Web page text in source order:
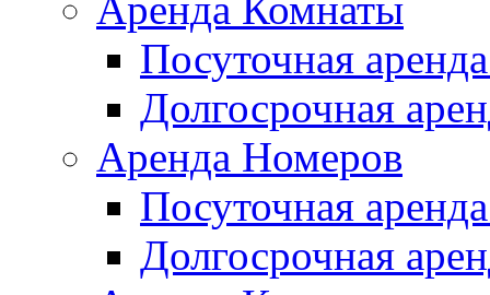
Аренда Комнаты
Посуточная
Долгосрочная
Аренда Номеров
Посуточная
Долгосрочная